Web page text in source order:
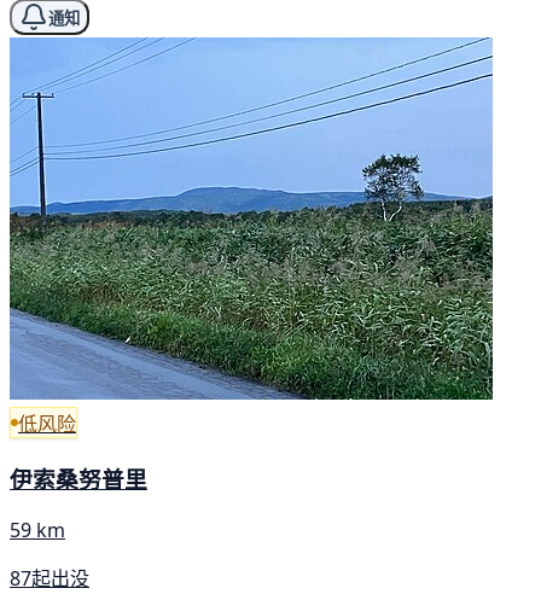
通知
低风险
伊索桑努普里
59 km
87起出没